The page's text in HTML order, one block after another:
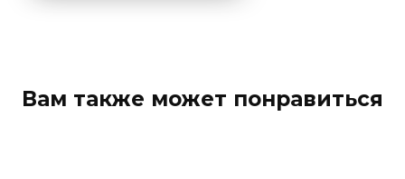
Вам также может понравиться